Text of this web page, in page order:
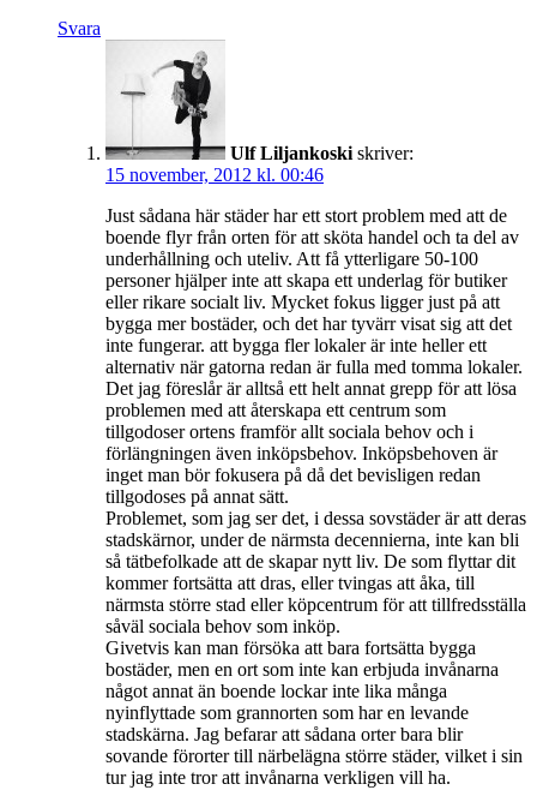
Svara
Ulf Liljankoski skriver:
15 november, 2012 kl. 00:46
Just sådana här städer har ett stort problem med att de
boende flyr från orten för att sköta handel och ta del av
underhållning och uteliv. Att få ytterligare 50-100
personer hjälper inte att skapa ett underlag för butiker
eller rikare socialt liv. Mycket fokus ligger just på att
bygga mer bostäder, och det har tyvärr visat sig att det
inte fungerar. att bygga fler lokaler är inte heller ett
alternativ när gatorna redan är fulla med tomma lokaler.
Det jag föreslår är alltså ett helt annat grepp för att lösa
problemen med att återskapa ett centrum som
tillgodoser ortens framför allt sociala behov och i
förlängningen även inköpsbehov. Inköpsbehoven är
inget man bör fokusera på då det bevisligen redan
tillgodoses på annat sätt.
Problemet, som jag ser det, i dessa sovstäder är att deras
stadskärnor, under de närmsta decennierna, inte kan bli
så tätbefolkade att de skapar nytt liv. De som flyttar dit
kommer fortsätta att dras, eller tvingas att åka, till
närmsta större stad eller köpcentrum för att tillfredsställa
såväl sociala behov som inköp.
Givetvis kan man försöka att bara fortsätta bygga
bostäder, men en ort som inte kan erbjuda invånarna
något annat än boende lockar inte lika många
nyinflyttade som grannorten som har en levande
stadskärna. Jag befarar att sådana orter bara blir
sovande förorter till närbelägna större städer, vilket i sin
tur jag inte tror att invånarna verkligen vill ha.